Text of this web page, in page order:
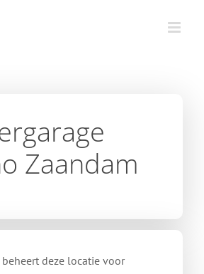
Zaandam
beheert deze locatie voor